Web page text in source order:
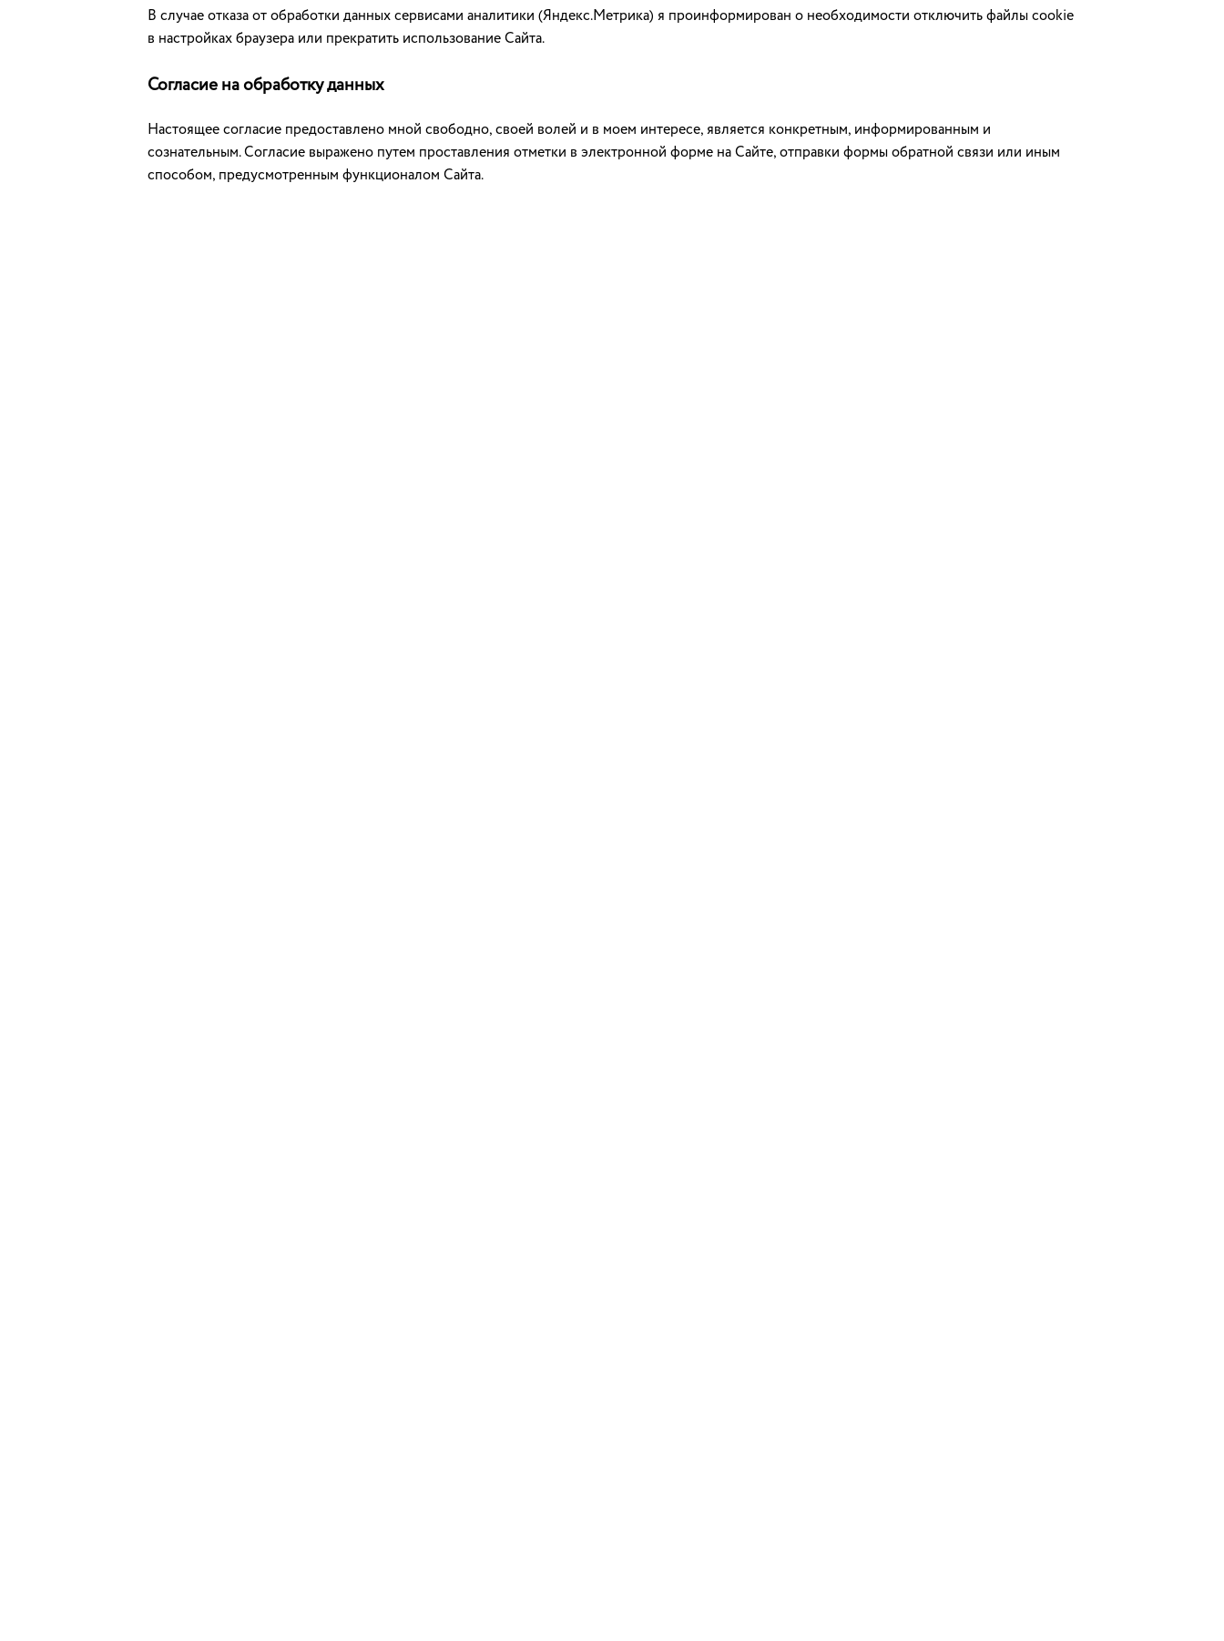
В случае отказа от обработки данных сервисами аналитики (Яндекс.Метрика) я проинформирован о необходимости отключить файлы cookie
в настройках браузера или прекратить использование Сайта.
Согласие на обработку данных
Настоящее согласие предоставлено мной свободно, своей волей и в моем интересе, является конкретным, информированным и
сознательным. Согласие выражено путем проставления отметки в электронной форме на Сайте, отправки формы обратной связи или иным
способом, предусмотренным функционалом Сайта.